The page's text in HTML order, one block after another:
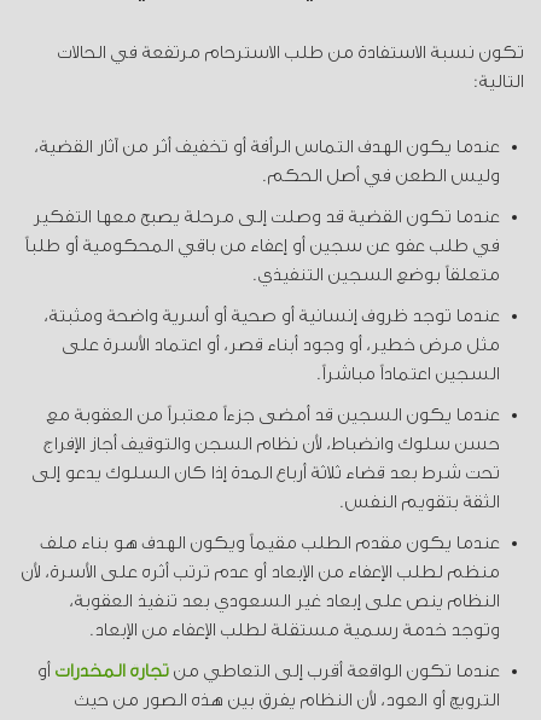
تكون نسبة الاستفادة من طلب الاسترحام مرتفعة في الحالات
التالية:
عندما يكون الهدف التماس الرأفة أو تخفيف أثر من آثار القضية،
وليس الطعن في أصل الحكم.
عندما تكون القضية قد وصلت إلى مرحلة يصبح معها التفكير
في طلب عفو عن سجين أو إعفاء من باقي المحكومية أو طلباً
متعلقاً بوضع السجين التنفيذي.
عندما توجد ظروف إنسانية أو صحية أو أسرية واضحة ومثبتة،
مثل مرض خطير، أو وجود أبناء قصر، أو اعتماد الأسرة على
السجين اعتماداً مباشراً.
عندما يكون السجين قد أمضى جزءاً معتبراً من العقوبة مع
حسن سلوك وانضباط، لأن نظام السجن والتوقيف أجاز الإفراج
تحت شرط بعد قضاء ثلاثة أرباع المدة إذا كان السلوك يدعو إلى
الثقة بتقويم النفس.
عندما يكون مقدم الطلب مقيماً ويكون الهدف هو بناء ملف
منظم لطلب الإعفاء من الإبعاد أو عدم ترتب أثره على الأسرة، لأن
النظام ينص على إبعاد غير السعودي بعد تنفيذ العقوبة،
وتوجد خدمة رسمية مستقلة لطلب الإعفاء من الإبعاد.
عندما تكون الواقعة أقرب إلى التعاطي منتجارة المخدرات أو
الترويج أو العود، لأن النظام يفرق بين هذه الصور من حيث